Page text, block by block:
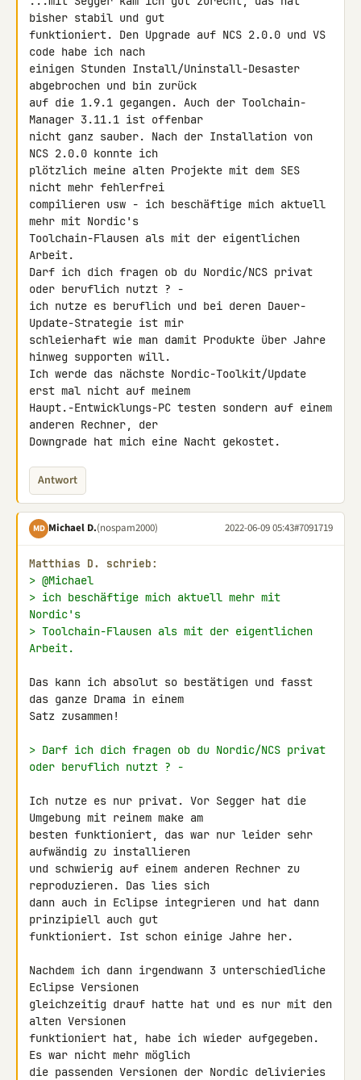
bisher stabil und gut
funktioniert. Den Upgrade auf NCS 2.0.0 und VS
code habe ich nach
einigen Stunden Install/Uninstall-Desaster
abgebrochen und bin zurück
auf die 1.9.1 gegangen. Auch der Toolchain-
Manager 3.11.1 ist offenbar
nicht ganz sauber. Nach der Installation von
NCS 2.0.0 konnte ich
plötzlich meine alten Projekte mit dem SES
nicht mehr fehlerfrei
compilieren usw - ich beschäftige mich aktuell
mehr mit Nordic's
Toolchain-Flausen als mit der eigentlichen
Arbeit.
Darf ich dich fragen ob du Nordic/NCS privat
oder beruflich nutzt ? -
ich nutze es beruflich und bei deren Dauer-
Update-Strategie ist mir
schleierhaft wie man damit Produkte über Jahre
hinweg supporten will.
Ich werde das nächste Nordic-Toolkit/Update
erst mal nicht auf meinem
Haupt.-Entwicklungs-PC testen sondern auf einem
anderen Rechner, der
Downgrade hat mich eine Nacht gekostet.
Antwort
MD Michael D.(nospam2000) 2022-06-09 05:43#7091719
Matthias D. schrieb:
> @Michael
> ich beschäftige mich aktuell mehr mit
Nordic's
> Toolchain-Flausen als mit der eigentlichen
Arbeit.
Das kann ich absolut so bestätigen und fasst
das ganze Drama in einem
Satz zusammen!
> Darf ich dich fragen ob du Nordic/NCS privat
oder beruflich nutzt ? -
Ich nutze es nur privat. Vor Segger hat die
Umgebung mit reinem make am
besten funktioniert, das war nur leider sehr
aufwändig zu installieren
und schwierig auf einem anderen Rechner zu
reproduzieren. Das lies sich
dann auch in Eclipse integrieren und hat dann
prinzipiell auch gut
funktioniert. Ist schon einige Jahre her.
Nachdem ich dann irgendwann 3 unterschiedliche
Eclipse Versionen
gleichzeitig drauf hatte hat und es nur mit den
alten Versionen
funktioniert hat, habe ich wieder aufgegeben.
Es war nicht mehr möglich
die passenden Versionen der Nordic delivieries